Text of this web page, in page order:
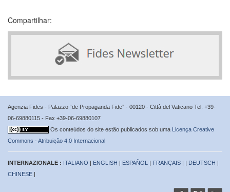
Compartilhar:
Agenzia Fides - Palazzo “de Propaganda Fide” - 00120 - Città del Vaticano Tel. +39-
06-69880115 - Fax +39-06-69880107
Os conteúdos do site estão publicados sob uma Licença Creative
Commons - Atribuição 4.0 Internacional
INTERNAZIONALE : ITALIANO | ENGLISH | ESPAÑOL | FRANÇAIS | | DEUTSCH |
CHINESE |